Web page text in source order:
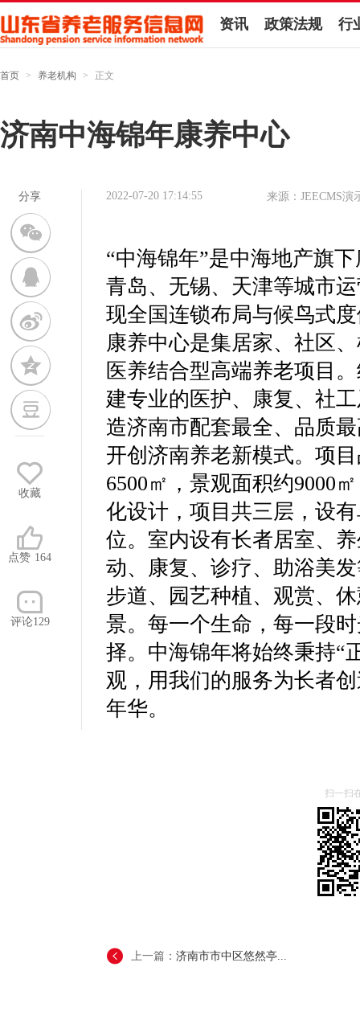
资讯 政策法规 行
首页 > 养老机构 > 正文
济南中海锦年康养中心
分享
收藏
点赞 164
评论129
2022-07-20 17:14:55 来源：JEECMS演
“中海锦年”是中海地产旗
青岛、无锡、天津等城市
现全国连锁布局与候鸟式
康养中心是集居家、社区
医养结合型高端养老项目
建专业的医护、康复、社
造济南市配套最全、品质
开创济南养老新模式。项
6500㎡，景观面积约9000
化设计，项目共三层，设
位。室内设有长者居室、
动、康复、诊疗、助浴美
步道、园艺种植、观赏、
景。每一个生命，每一段
择。中海锦年将始终秉持“
观，用我们的服务为长者
年华。
扫一扫
上一篇： 济南市市中区悠然亭...